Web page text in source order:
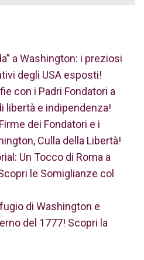
a Washington: i preziosi
degli USA esposti!
con i Padri Fondatori a
libertà e indipendenza!
dei Fondatori e i
Culla della Libertà!
Un Tocco di Roma a
le Somiglianze col
di Washington e
del 1777! Scopri la